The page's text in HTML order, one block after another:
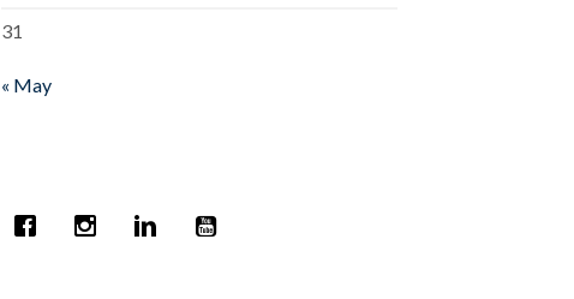
31
« May